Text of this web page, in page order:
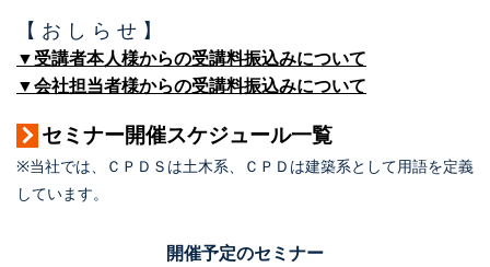
【 お し ら せ 】
▼受講者本人様からの受講料振込みについて
▼会社担当者様からの受講料振込みについて
セミナー開催スケジュール一覧
※当社では、ＣＰＤＳは土木系、ＣＰＤは建築系として用語を定義
しています。
開催予定のセミナー